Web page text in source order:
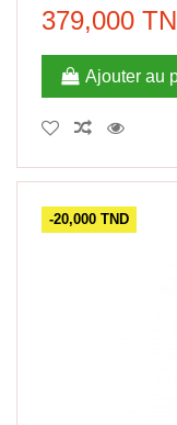
379,000
Ajouter au
-20,000 TND